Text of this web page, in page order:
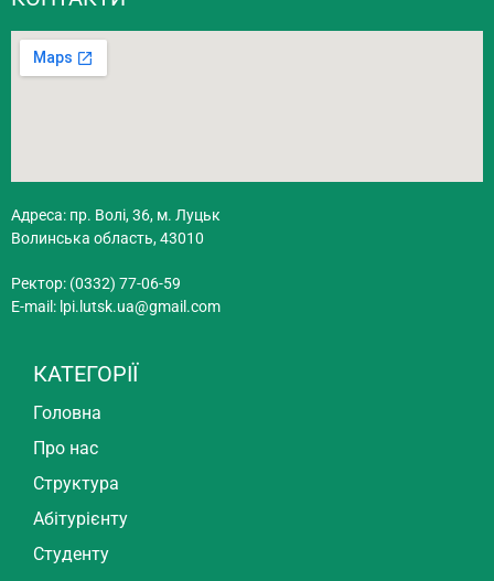
Адреса: пр. Волі, 36, м. Луцьк
Волинська область, 43010
Ректор: (0332) 77-06-59
E-mail: lpi.lutsk.ua@gmail.com
КАТЕГОРІЇ
Головна
Про нас
Структура
Абітурієнту
Студенту